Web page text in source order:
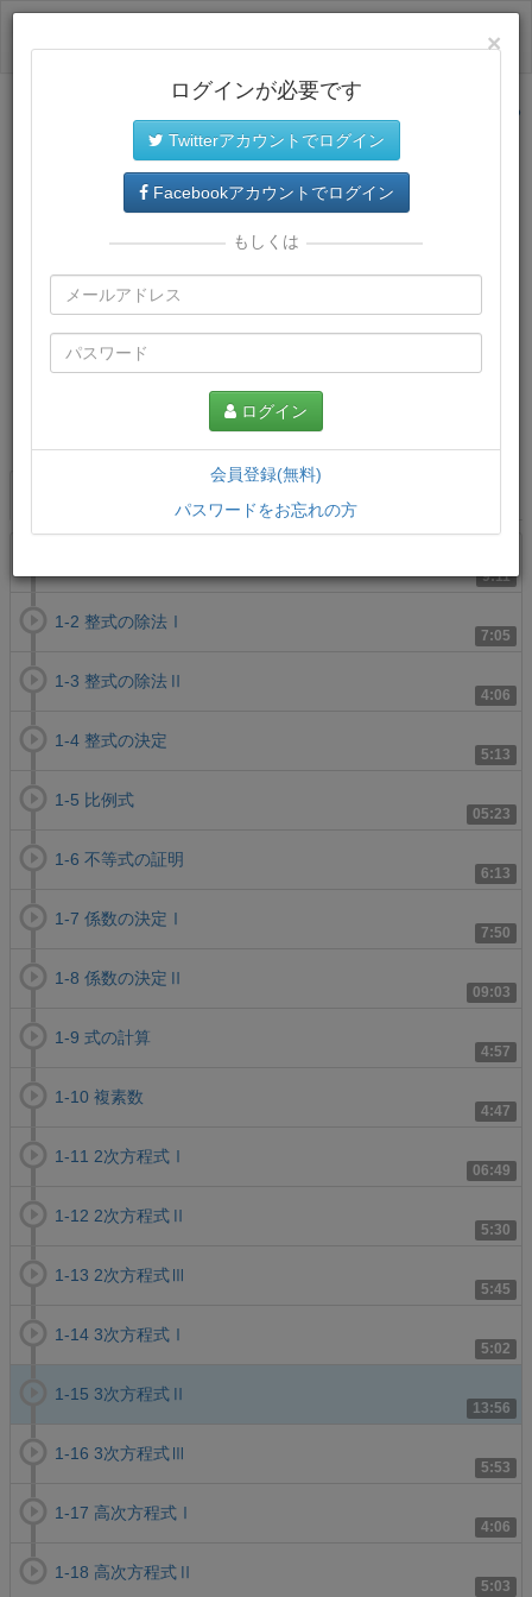
サイトトップに戻る
9:11
7:05
1-2 整式の除法Ⅰ
4:06
1-3 整式の除法Ⅱ
5:13
1-4 整式の決定
05:23
1-5 比例式
6:13
1-6 不等式の証明
7:50
1-7 係数の決定Ⅰ
09:03
1-8 係数の決定Ⅱ
4:57
1-9 式の計算
4:47
1-10 複素数
06:49
1-11 2次方程式Ⅰ
5:30
1-12 2次方程式Ⅱ
5:45
1-13 2次方程式Ⅲ
5:02
1-14 3次方程式Ⅰ
13:56
1-15 3次方程式Ⅱ
5:53
1-16 3次方程式Ⅲ
4:06
1-17 高次方程式Ⅰ
5:03
1-18 高次方程式Ⅱ
×
ログインが必要です
Twitterアカウントでログイン
Facebookアカウントでログイン
もしくは
ログイン
会員登録(無料)
パスワードをお忘れの方